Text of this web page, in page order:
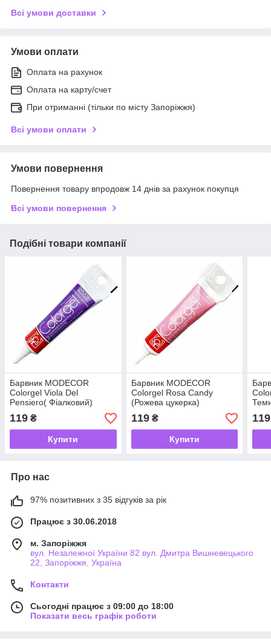
Всі умови доставки
Умови оплати
Оплата на рахунок
Оплата на карту/счет
При отриманні (тільки по місту Запоріжжя)
Всі умови оплати
Умови повернення
Повернення товару впродовж 14 днів за рахунок покупця
Всі умови повернення
Подібні товари компанії
Барвник MODECOR
Colorgel Viola Del
Pensiero( Фіалковий)
119 ₴
Купити
Барвник MODECOR
Colorgel Rosa Candy
(Рожева цукерка)
119₴
Купити
119
Про нас
97% позитивних з 35 відгуків за рік
Працює з 30.06.2018
м. Запоріжжя
вул. Незалежної України 82 вул. Дмитра Вишневецького
22, Запоріжжя, Україна
Контакти
Сьогодні працює з 09:00 до 18:00
Показати весь графік роботи